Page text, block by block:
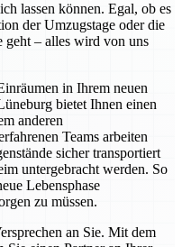
lassen können. Egal, ob es
der Umzugstage oder die
geht – alles wird von uns
in Ihrem neuen
bietet Ihnen einen
anderen
Teams arbeiten
sicher transportiert
untergebracht werden. So
Lebensphase
zu müssen.
an Sie. Mit dem